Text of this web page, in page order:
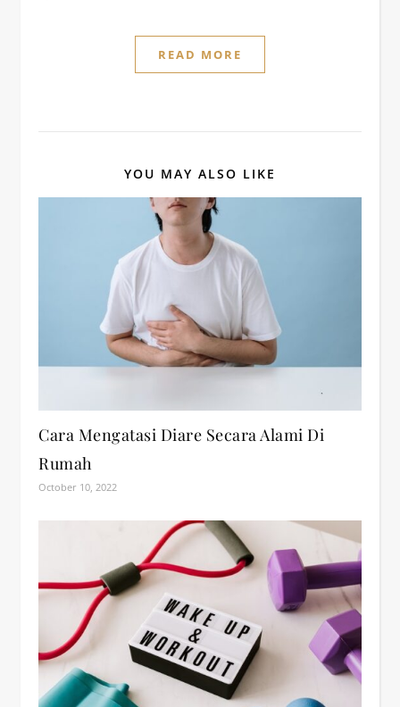
READ MORE
YOU MAY ALSO LIKE
Cara Mengatasi Diare Secara Alami Di
Rumah
October 10, 2022